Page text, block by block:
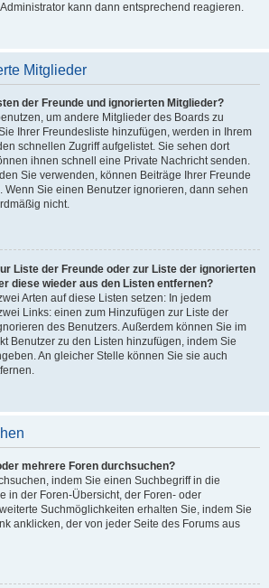
kann dann entsprechend reagieren.
Mitglieder
der Freunde und ignorierten Mitglieder?
um andere Mitglieder des Boards zu
Ihrer Freundesliste hinzufügen, werden in Ihrem
schnellen Zugriff aufgelistet. Sie sehen dort
ihnen schnell eine Private Nachricht senden.
Sie verwenden, können Beiträge Ihrer Freunde
Wenn Sie einen Benutzer ignorieren, dann sehen
nicht.
Liste der Freunde oder zur Liste der ignorierten
diese wieder aus den Listen entfernen?
Arten auf diese Listen setzen: In jedem
Links: einen zum Hinzufügen zur Liste der
des Benutzers. Außerdem können Sie im
Benutzer zu den Listen hinzufügen, indem Sie
An gleicher Stelle können Sie sie auch
mehrere Foren durchsuchen?
indem Sie einen Suchbegriff in die
in der Foren-Übersicht, der Foren- oder
Suchmöglichkeiten erhalten Sie, indem Sie
anklicken, der von jeder Seite des Forums aus